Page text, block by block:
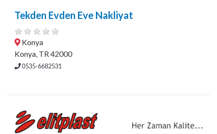
Tekden Evden Eve Nakliyat
Konya
Konya, TR 42000
0535-6682531